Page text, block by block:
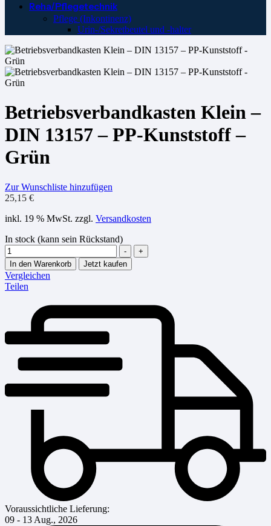
Reha/Pflegetechnik
Pflege (Inkontinenz)
Urin-/Sekretbeutel und -halter
Betriebsverbandkasten Klein –
DIN 13157 – PP-Kunststoff –
Grün
Zur Wunschliste hinzufügen
25,15 €
inkl. 19 % MwSt. zzgl. Versandkosten
In stock (kann sein Rückstand)
Menge
-
+
In den Warenkorb
Jetzt kaufen
Vergleichen
Teilen
Voraussichtliche Lieferung:
09 - 13 Aug., 2026